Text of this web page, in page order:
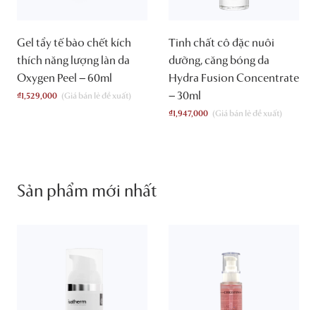
Gel tẩy tế bào chết kích
thích năng lượng làn da
Oxygen Peel – 60ml
₫ 1,529,000
Tinh chất cô đặc nuôi
dưỡng, căng bóng da
Hydra Fusion Concentrate
– 30ml
₫ 1,947,000
Sản phẩm mới nhất